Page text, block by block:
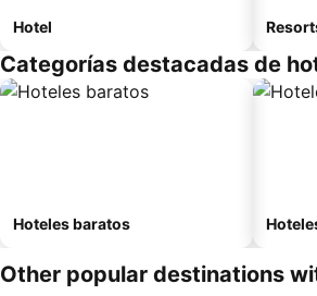
Hotel
Categorías destacadas de
Hoteles baratos
Other popular destinations